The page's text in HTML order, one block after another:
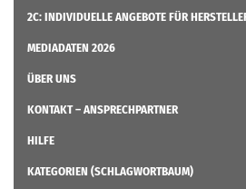
2C: INDIVIDUELLE ANGEBOTE FÜR
MEDIADATEN 2026
ÜBER UNS
KONTAKT – ANSPRECHPARTNER
HILFE
KATEGORIEN (SCHLAGWORTBAUM)